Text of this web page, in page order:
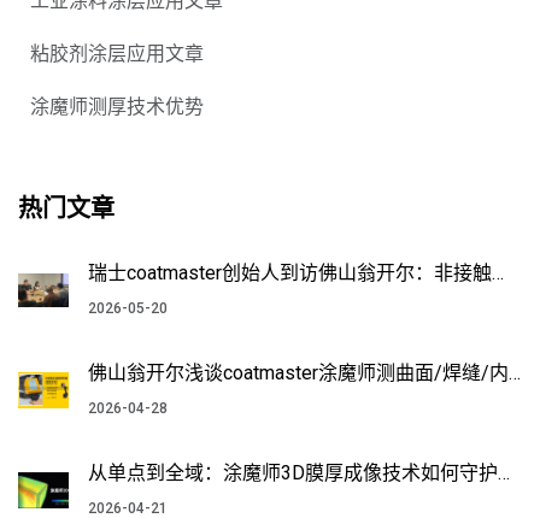
粘胶剂涂层应用文章
涂魔师测厚技术优势
热门文章
瑞士coatmaster创始人到访佛山翁开尔：非接触测
厚技术能否破解涂装行业“效率与精度”难题？
2026-05-20
佛山翁开尔浅谈coatmaster涂魔师测曲面/焊缝/内
部，复杂部件涂层测厚不再难
2026-04-28
从单点到全域：涂魔师3D膜厚成像技术如何守护新
能源车的绝缘安全？
2026-04-21